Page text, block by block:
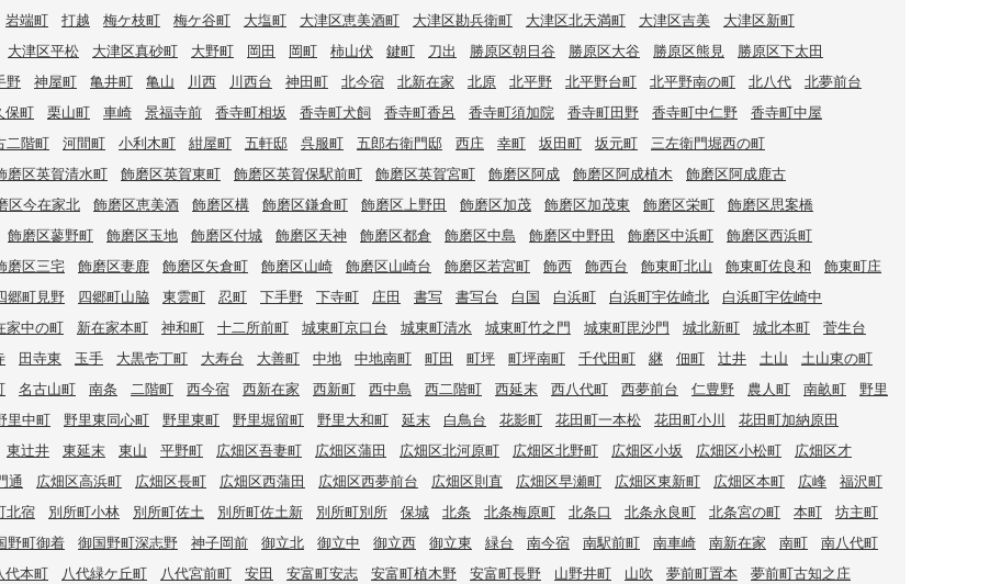
岩端町 打越 梅ケ枝町 梅ケ谷町 大塩町 大津区恵美酒町 大津区勘兵衛町 大津区北天満町 大津区吉美
大津区新町
大津区平松 大津区真砂町 大野町 岡田 岡町 柿山伏 鍵町 刀出 勝原区朝日谷 勝原区大谷 勝原区熊見
勝原区下太田
野 神屋町 亀井町 亀山 川西 川西台 神田町 北今宿 北新在家 北原 北平野 北平野台町 北平野南の町 北八代
北夢前台
保町 栗山町 車崎 景福寺前 香寺町相坂 香寺町犬飼 香寺町香呂 香寺町須加院 香寺町田野 香寺町中仁野
香寺町中屋
二階町 河間町 小利木町 紺屋町 五軒邸 呉服町 五郎右衛門邸 西庄 幸町 坂田町 坂元町
三左衛門堀西の町
磨区英賀清水町 飾磨区英賀東町 飾磨区英賀保駅前町 飾磨区英賀宮町 飾磨区阿成 飾磨区阿成植木
飾磨区阿成鹿古
区今在家北 飾磨区恵美酒 飾磨区構 飾磨区鎌倉町 飾磨区上野田 飾磨区加茂 飾磨区加茂東 飾磨区栄町
飾磨区思案橋
飾磨区蓼野町 飾磨区玉地 飾磨区付城 飾磨区天神 飾磨区都倉 飾磨区中島 飾磨区中野田 飾磨区中浜町
飾磨区西浜町
磨区三宅 飾磨区妻鹿 飾磨区矢倉町 飾磨区山崎 飾磨区山崎台 飾磨区若宮町 飾西 飾西台 飾東町北山 飾東町佐良和
飾東町庄
郷町見野 四郷町山脇 東雲町 忍町 下手野 下寺町 庄田 書写 書写台 白国 白浜町 白浜町宇佐崎北
白浜町宇佐崎中
家中の町 新在家本町 神和町 十二所前町 城東町京口台 城東町清水 城東町竹之門 城東町毘沙門 城北新町 城北本町
菅生台
田寺東 玉手 大黒壱丁町 大寿台 大善町 中地 中地南町 町田 町坪 町坪南町 千代田町 継 佃町 辻井 土山
土山東の町
名古山町 南条 二階町 西今宿 西新在家 西新町 西中島 西二階町 西延末 西八代町 西夢前台 仁豊野 農人町 南畝町
野里
里中町 野里東同心町 野里東町 野里堀留町 野里大和町 延末 白鳥台 花影町 花田町一本松 花田町小川
花田町加納原田
東辻井 東延末 東山 平野町 広畑区吾妻町 広畑区蒲田 広畑区北河原町 広畑区北野町 広畑区小坂 広畑区小松町
広畑区才
通 広畑区高浜町 広畑区長町 広畑区西蒲田 広畑区西夢前台 広畑区則直 広畑区早瀬町 広畑区東新町 広畑区本町 広峰
福沢町
北宿 別所町小林 別所町佐土 別所町佐土新 別所町別所 保城 北条 北条梅原町 北条口 北条永良町 北条宮の町 本町
坊主町
野町御着 御国野町深志野 神子岡前 御立北 御立中 御立西 御立東 緑台 南今宿 南駅前町 南車崎 南新在家 南町
南八代町
代本町 八代緑ケ丘町 八代宮前町 安田 安富町安志 安富町植木野 安富町長野 山野井町 山吹 夢前町置本
夢前町古知之庄